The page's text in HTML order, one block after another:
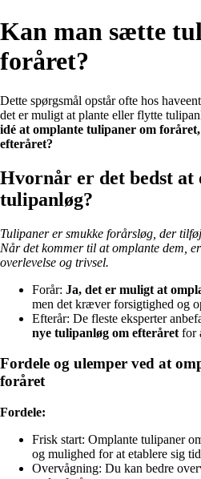
Kan man sætte
foråret?
Dette spørgsmål opstår ofte hos
det er muligt at plante eller flytte
idé at omplante tulipaner om
efteråret?
Hvornår er det bedst at
tulipanløg?
Tulipaner er smukke forårsløg, der
Når det kommer til at omplante dem,
overlevelse og trivsel.
Forår: Ja, det er muligt at
men det kræver forsigtighed og
Efterår: De fleste eksperter
nye tulipanløg om efteråret for
Fordele og ulemper ved at
foråret
Fordele:
Frisk start: Omplante tulipaner
og mulighed for at etablere sig
Overvågning: Du kan bedre